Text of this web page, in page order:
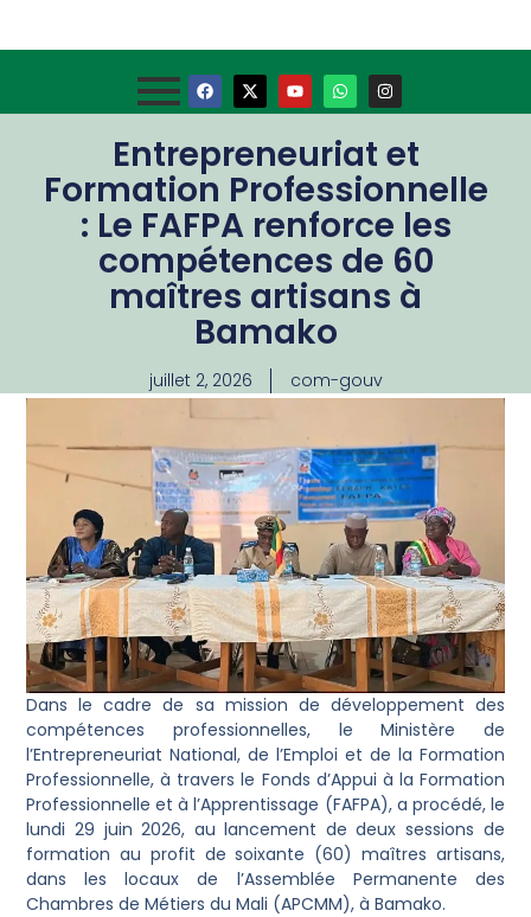
Entrepreneuriat et
Formation Professionnelle
: Le FAFPA renforce les
compétences de 60
maîtres artisans à
Bamako
juillet 2, 2026 com-gouv
Dans le cadre de sa mission de développement des
compétences professionnelles, le Ministère de
l’Entrepreneuriat National, de l’Emploi et de la Formation
Professionnelle, à travers le Fonds d’Appui à la Formation
Professionnelle et à l’Apprentissage (FAFPA), a procédé, le
lundi 29 juin 2026, au lancement de deux sessions de
formation au profit de soixante (60) maîtres artisans,
dans les locaux de l’Assemblée Permanente des
Chambres de Métiers du Mali (APCMM), à Bamako.